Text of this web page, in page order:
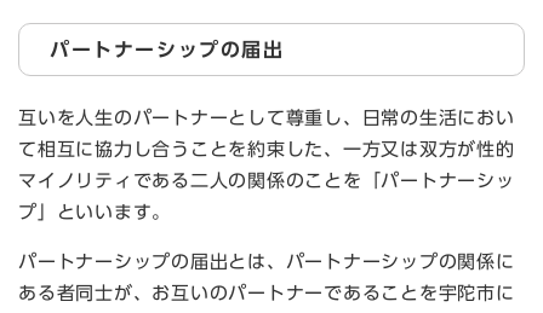
パートナーシップの届出
互いを人生のパートナーとして尊重し、日常の生活におい
て相互に協力し合うことを約束した、一方又は双方が性的
マイノリティである二人の関係のことを「パートナーシッ
プ」といいます。
パートナーシップの届出とは、パートナーシップの関係に
ある者同士が、お互いのパートナーであることを宇陀市に